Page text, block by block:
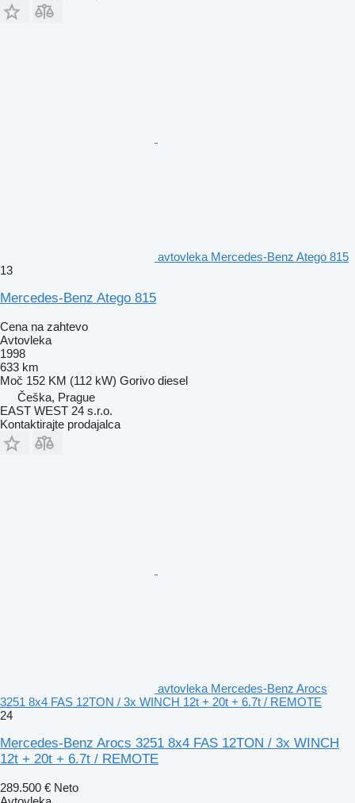
avtovleka Mercedes-Benz Atego 815
13
Mercedes-Benz Atego 815
Cena na zahtevo
Avtovleka
1998
633 km
Moč 152 KM (112 kW) Gorivo diesel
Češka, Prague
EAST WEST 24 s.r.o.
Kontaktirajte prodajalca
avtovleka Mercedes-Benz Arocs
3251 8x4 FAS 12TON / 3x WINCH 12t + 20t + 6.7t / REMOTE
24
Mercedes-Benz Arocs 3251 8x4 FAS 12TON / 3x WINCH
12t + 20t + 6.7t / REMOTE
289.500 € Neto